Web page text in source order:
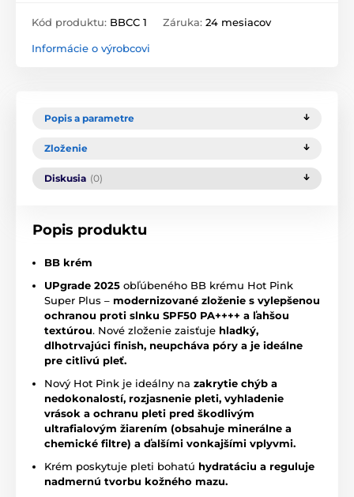
Kód produktu: BBCC 1 Záruka: 24 mesiacov
Informácie o výrobcovi
Popis a parametre
Zloženie
Diskusia (0)
Popis produktu
BB krém
UPgrade 2025 obľúbeného BB krému Hot Pink
Super Plus – modernizované zloženie s vylepšenou
ochranou proti slnku SPF50 PA++++ a ľahšou
textúrou. Nové zloženie zaisťuje hladký,
dlhotrvajúci finish, neupcháva póry a je ideálne
pre citlivú pleť.
Nový Hot Pink je ideálny na zakrytie chýb a
nedokonalostí, rozjasnenie pleti, vyhladenie
vrások a ochranu pleti pred škodlivým
ultrafialovým žiarením (obsahuje minerálne a
chemické filtre) a ďalšími vonkajšími vplyvmi.
Krém poskytuje pleti bohatú hydratáciu a reguluje
nadmernú tvorbu kožného mazu.